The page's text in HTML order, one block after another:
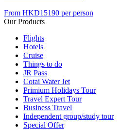
From HKD15190 per person
Our Products
Flights
Hotels
Cruise
Things to do
JR Pass
Cotai Water Jet
Primium Holidays Tour
Travel Expert Tour
Business Travel
Independent group/study tour
Special Offer